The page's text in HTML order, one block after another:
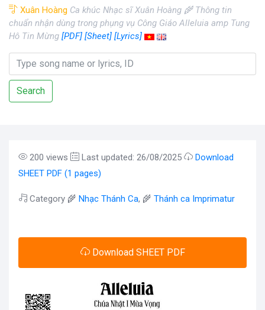
Xuân Hoàng Ca khúc Nhạc sĩ Xuân Hoàng 🌾 Thông tin
chuẩn nhận dùng trong phụng vụ Công Giáo Alleluia amp Tung
Hô Tin Mừng [PDF] [Sheet] [Lyrics]
Search
200 views Last updated: 26/08/2025
Download
SHEET PDF (1 pages)
Category 🌾 Nhạc Thánh Ca, 🌾 Thánh ca Imprimatur
Download SHEET PDF